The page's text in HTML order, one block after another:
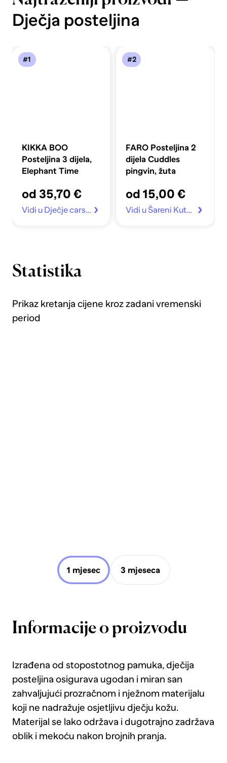
Dječja posteljina
#1
KIKKA BOO
Posteljina 3 dijela,
Elephant Time
od 35,70 €
Vidi u Dječje carstvo
#2
FARO Posteljina 2
dijela Cuddles
pingvin, žuta
od 15,00 €
Vidi u Šareni Kutak
Statistika
Prikaz kretanja cijene kroz zadani vremenski
period
1 mjesec 3 mjeseca
Informacije o proizvodu
Izrađena od stopostotnog pamuka, dječija
posteljina osigurava ugodan i miran san
zahvaljujući prozračnom i nježnom materijalu
koji ne nadražuje osjetljivu dječju kožu.
Materijal se lako održava i dugotrajno zadržava
oblik i mekoću nakon brojnih pranja.